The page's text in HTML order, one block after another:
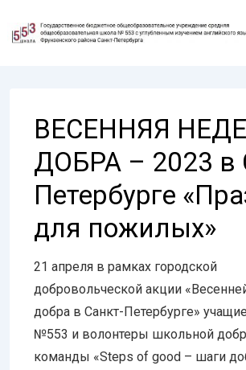
Перейти
ВЕСЕННЯЯ
ДОБРА – 2023 в
Петербурге
для пожилых»
21 апреля в рамках городской
добровольческой акции
добра в Санкт-Петербурге»
№553 и волонтеры школьной
команды «Steps of good – шаги